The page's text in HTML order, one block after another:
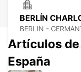
BERLÍN
BERLIN -
Artículos
España